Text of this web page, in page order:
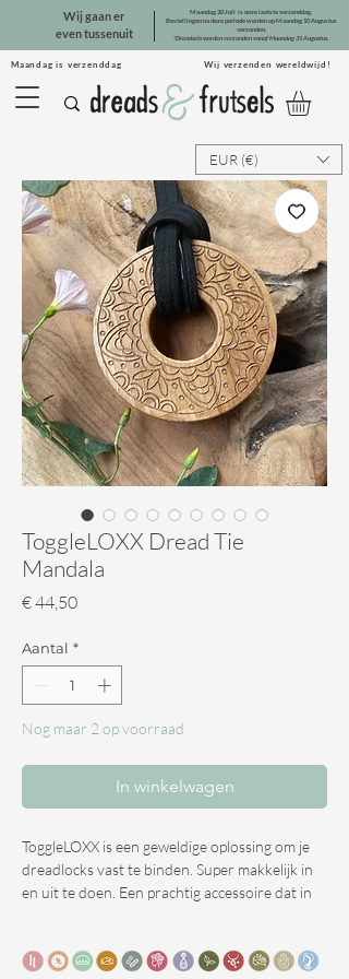
Maandag is verzenddag Wij verzenden wereldwijd!
Wij gaan er
even tussenuit
Maandag 20 Juli is onze laatste verzenddag.
Bestellingen na deze periode worden op Maandag 10 Augustus
verzonden.
*Dreadsets worden verzonden vanaf Maandag 31 Augustus.
EUR (€)
ToggleLOXX Dread Tie
Mandala
€ 44,50Prijs
Aantal *
Nog maar 2 op voorraad
In winkelwagen
ToggleLOXX is een geweldige oplossing om je
dreadlocks vast te binden. Super makkelijk in
en uit te doen. Een prachtig accessoire dat in
De band kan zich uitstrekken rond dreadlocks